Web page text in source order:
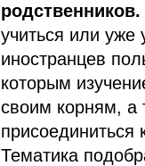
родственников.
учиться или
иностранцев
которым
своим корням,
присоединиться
Тематика